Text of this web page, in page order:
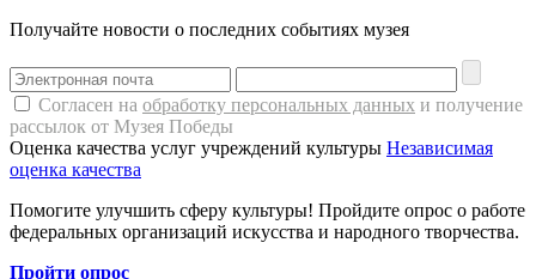
Получайте новости о последних событиях музея
Согласен на обработку персональных данных и получение
рассылок от Музея Победы
Оценка качества услуг учреждений культуры Независимая
оценка качества
Помогите улучшить сферу культуры! Пройдите опрос о работе
федеральных организаций искусства и народного творчества.
Пройти опрос